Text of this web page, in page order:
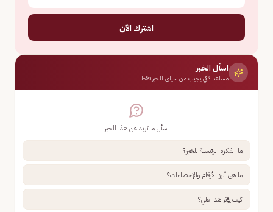
اشترك الآن
اسأل الخبر
مساعد ذكي يجيب من سياق الخبر فقط
اسأل ما تريد عن هذا الخبر
ما الفكرة الرئيسية للخبر؟
ما هي أبرز الأرقام والإحصاءات؟
كيف يؤثر هذا علي؟